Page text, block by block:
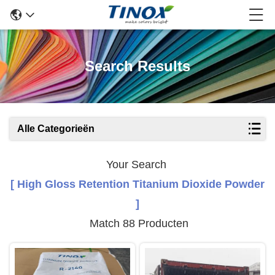
Search Results
Alle Categorieën
Your Search
[ High Gloss Retention Titanium Dioxide Powder
]
Match 88 Producten